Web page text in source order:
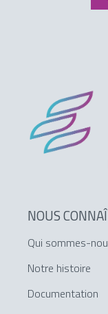
NOUS
Qui sommes-
Notre histoire
Documentation